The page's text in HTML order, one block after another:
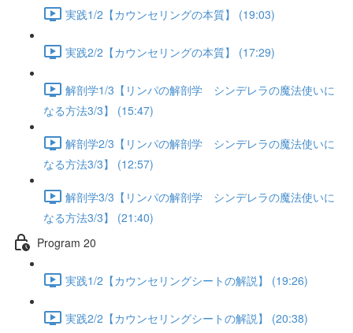
実践1/2【カウンセリングの本質】 (19:03)
実践2/2【カウンセリングの本質】 (17:29)
解剖学1/3【リンパの解剖学 シンデレラの魔法使いに
なる方法3/3】 (15:47)
解剖学2/3【リンパの解剖学 シンデレラの魔法使いに
なる方法3/3】 (12:57)
解剖学3/3【リンパの解剖学 シンデレラの魔法使いに
なる方法3/3】 (21:40)
Program 20
実践1/2【カウンセリングシートの解説】 (19:26)
実践2/2【カウンセリングシートの解説】 (20:38)